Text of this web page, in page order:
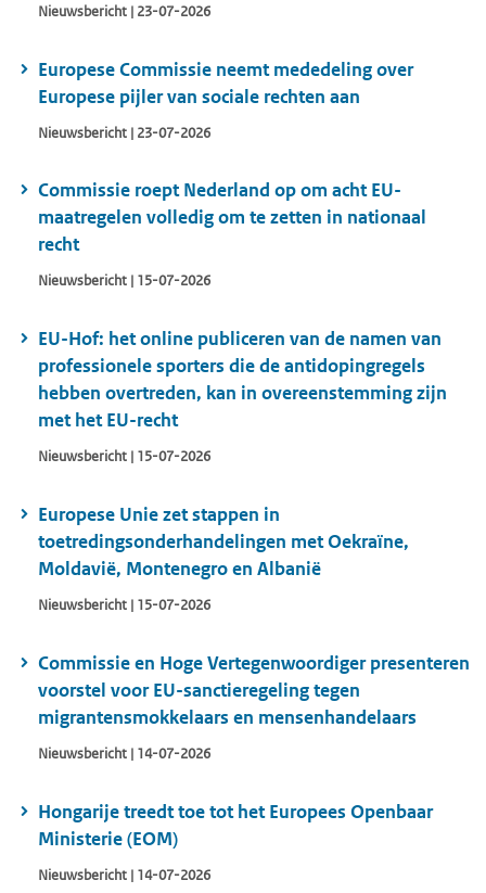
Nieuwsbericht | 23-07-2026
Europese Commissie neemt mededeling over
Europese pijler van sociale rechten aan
Nieuwsbericht | 23-07-2026
Commissie roept Nederland op om acht EU-
maatregelen volledig om te zetten in nationaal
recht
Nieuwsbericht | 15-07-2026
EU-Hof: het online publiceren van de namen van
professionele sporters die de antidopingregels
hebben overtreden, kan in overeenstemming zijn
met het EU-recht
Nieuwsbericht | 15-07-2026
Europese Unie zet stappen in
toetredingsonderhandelingen met Oekraïne,
Moldavië, Montenegro en Albanië
Nieuwsbericht | 15-07-2026
Commissie en Hoge Vertegenwoordiger presenteren
voorstel voor EU-sanctieregeling tegen
migrantensmokkelaars en mensenhandelaars
Nieuwsbericht | 14-07-2026
Hongarije treedt toe tot het Europees Openbaar
Ministerie (EOM)
Nieuwsbericht | 14-07-2026